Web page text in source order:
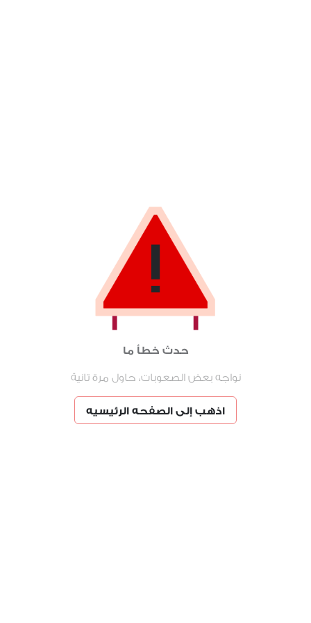
حدث خطأ ما
نواجه بعض الصعوبات، حاول مرة تانية
اذهب إلى الصفحه الرئيسيه